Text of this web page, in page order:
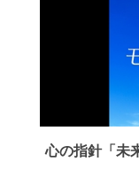
心の指針「未